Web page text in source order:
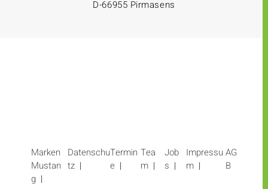
D-66955 Pirmasens
Marken
Mustan
g
Datenschu
tz
Termin
e
Tea
m
Job
s
Impressu
m
AG
B